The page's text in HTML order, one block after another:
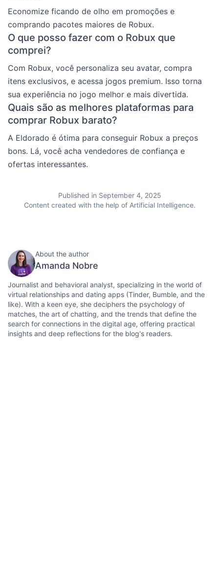
Economize ficando de olho em promoções e
comprando pacotes maiores de Robux.
O que posso fazer com o Robux que
comprei?
Com Robux, você personaliza seu avatar, compra
itens exclusivos, e acessa jogos premium. Isso torna
sua experiência no jogo melhor e mais divertida.
Quais são as melhores plataformas para
comprar Robux barato?
A Eldorado é ótima para conseguir Robux a preços
bons. Lá, você acha vendedores de confiança e
ofertas interessantes.
Published in September 4, 2025
Content created with the help of Artificial Intelligence.
About the author
Amanda Nobre
Journalist and behavioral analyst, specializing in the world of
virtual relationships and dating apps (Tinder, Bumble, and the
like). With a keen eye, she deciphers the psychology of
matches, the art of chatting, and the trends that define the
search for connections in the digital age, offering practical
insights and deep reflections for the blog's readers.